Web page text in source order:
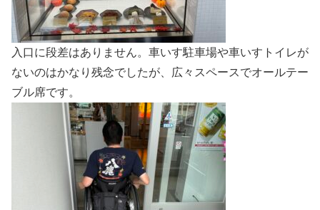
入口に段差はありません。車いす駐車場や車いすトイレが
ないのはかなり残念でしたが、広々スペースでオールテー
ブル席です。